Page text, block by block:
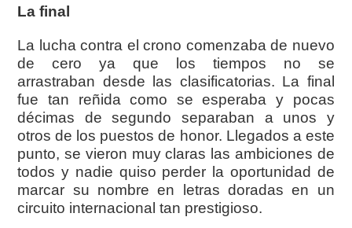
La final
La lucha contra el crono comenzaba de nuevo
de cero ya que los tiempos no se
arrastraban desde las clasificatorias. La final
fue tan reñida como se esperaba y pocas
décimas de segundo separaban a unos y
otros de los puestos de honor. Llegados a este
punto, se vieron muy claras las ambiciones de
todos y nadie quiso perder la oportunidad de
marcar su nombre en letras doradas en un
circuito internacional tan prestigioso.